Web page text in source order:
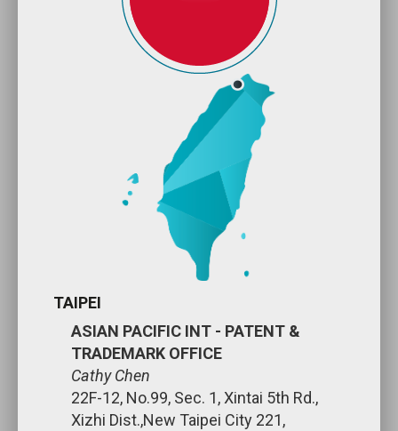
TAIPEI
ASIAN PACIFIC INT - PATENT &
TRADEMARK OFFICE
Cathy Chen
22F-12, No.99, Sec. 1, Xintai 5th Rd.,
Xizhi Dist.,New Taipei City 221,